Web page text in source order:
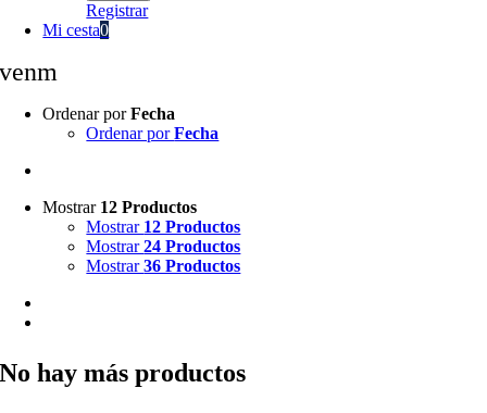
Registrar
Mi cesta0
venm
Ordenar porFecha
Ordenar porFecha
Mostrar 12 Productos
Mostrar 12 Productos
Mostrar24 Productos
Mostrar36 Productos
No hay más productos